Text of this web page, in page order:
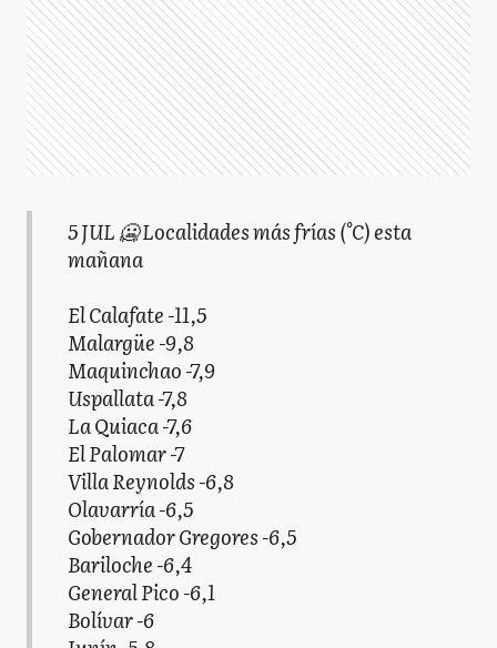
5 JUL 🥶 Localidades más frías (°C) esta
mañana
El Calafate -11,5
Malargüe -9,8
Maquinchao -7,9
Uspallata -7,8
La Quiaca -7,6
El Palomar -7
Villa Reynolds -6,8
Olavarría -6,5
Gobernador Gregores -6,5
Bariloche -6,4
General Pico -6,1
Bolívar -6